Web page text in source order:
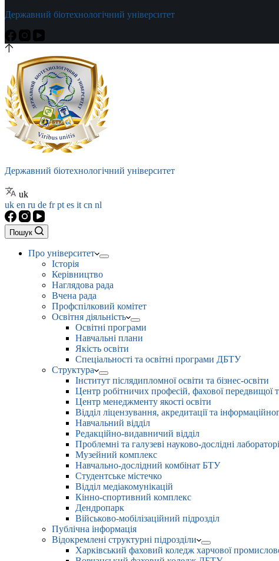
Державний біотехнологічний університет
Державний біотехнологічний університет
uk
uk en ru de frpt es it cn nl
Пошук
Про університет
Історія
Керівництво
Наглядова рада
Вчена рада
Профспілковий комітет
Освітня діяльність
Освітні програми
Навчальні плани
Якість освіти
Спеціальності та освітні програми ДБТУ
Структура
Інститут післядипломної освіти та бізнес-освіти
Центр робітничих професій, фахової передвищої
Центр менеджменту якості освіти
Відділ ліцензування, акредитації та
Навчальний відділ
Редакційно-видавничий відділ
Проблемні та галузеві науково-дослідні
Музейний комплекс
Навчально-дослідний комбінат БТУ
Студентське містечко
Відділ медіакомунікацій
Кінно-спортивний комплекс
Дендропарк
Військово-мобілізаційний підрозділ
Публічна інформація
Відокремлені структурні підрозділи
Харківський фаховий коледж харчової